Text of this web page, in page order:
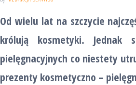
Od wielu lat na szczycie
królują kosmetyki. Jednak
pielęgnacyjnych co niestety
prezenty kosmetyczno –